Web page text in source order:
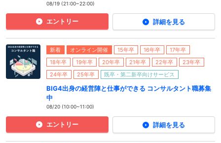
08/19 (21:00~22:00)
エントリー 詳細を見る
新着 オンライン開催 15年卒 16年卒
17年卒
18年卒
19年卒 20年卒 21年卒 22年卒
23年卒
24年卒
25年卒 既卒・第二新卒向けサービス
BIG4出身の経営陣と仕事ができる コンサルタント職募集
中
08/20 (10:00~11:00)
エントリー 詳細を見る